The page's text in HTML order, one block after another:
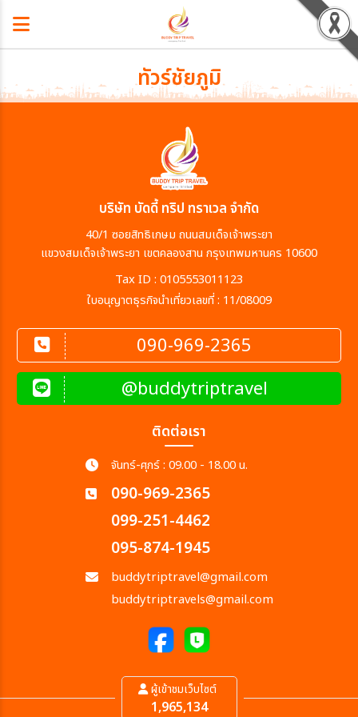
ทัวร์ชัยภูมิ
บริษัท บัดดี้ ทริป ทราเวล จำกัด
40/1 ซอยสิทธิเกษม ถนนสมเด็จเจ้าพระยา
แขวงสมเด็จเจ้าพระยา เขตคลองสาน กรุงเทพมหานคร 10600
Tax ID : 0105553011123
ใบอนุญาตธุรกิจนำเที่ยวเลขที่ : 11/08009
090-969-2365
@buddytriptravel
ติดต่อเรา
จันทร์-ศุกร์ : 09.00 - 18.00 น.
090-969-2365
099-251-4462
095-874-1945
buddytriptravel@gmail.com
buddytriptravels@gmail.com
ผู้เข้าชมเว็บไซต์
1,965,134